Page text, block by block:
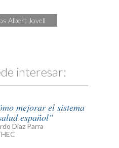
Albert Jovell
interesar:
mejorar el sistema
español
Díaz Parra